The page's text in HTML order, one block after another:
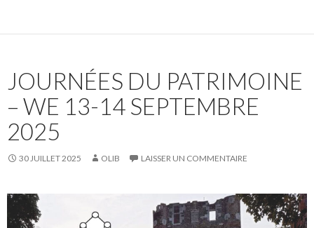
JOURNÉES DU PATRIMOINE
– WE 13-14 SEPTEMBRE
2025
30 JUILLET 2025 OLIB LAISSER UN COMMENTAIRE